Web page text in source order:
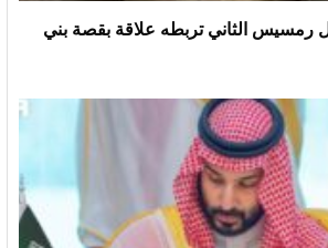
رمسيس الثاني تربطه علاقة بقصة بني